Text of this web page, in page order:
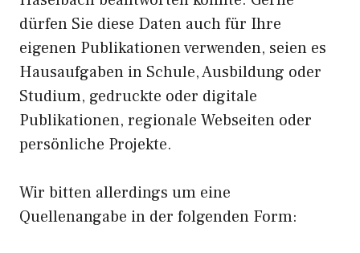
dürfen Sie diese Daten auch für Ihre
eigenen Publikationen verwenden, seien es
Hausaufgaben in Schule, Ausbildung oder
Studium, gedruckte oder digitale
Publikationen, regionale Webseiten oder
persönliche Projekte.
Wir bitten allerdings um eine
Quellenangabe in der folgenden Form: